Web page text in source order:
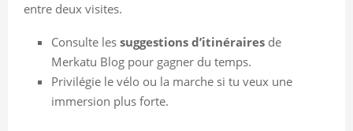
entre deux visites.
Consulte les suggestions d’itinéraires de
Merkatu Blog pour gagner du temps.
Privilégie le vélo ou la marche si tu veux une
immersion plus forte.